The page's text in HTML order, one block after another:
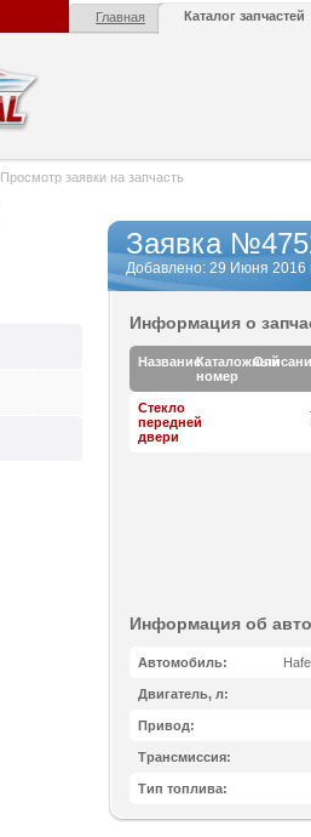
Главная Каталог запчастей
Просмотр заявки на запчасть
Заявка
Добавлено: 29 Июня 2016
Информация о
НазваниеКаталожный
номер
Стекло
передней
двери
Информация об
Автомобиль:
Двигатель, л:
Привод:
Трансмиссия:
Тип топлива: